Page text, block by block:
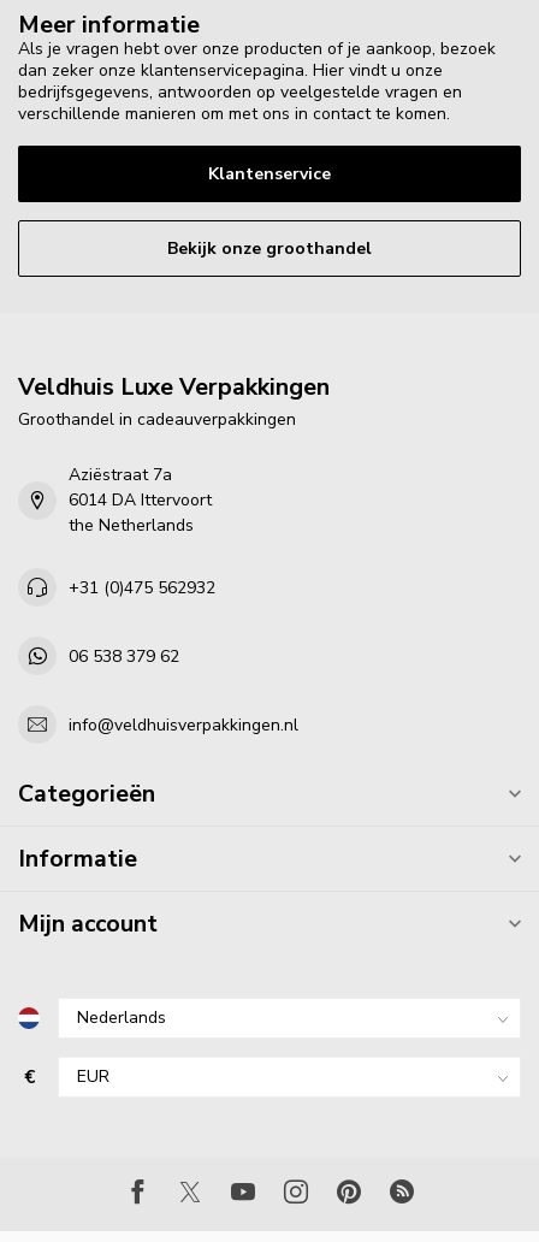
Meer informatie
Als je vragen hebt over onze producten of je aankoop, bezoek
dan zeker onze klantenservicepagina. Hier vindt u onze
bedrijfsgegevens, antwoorden op veelgestelde vragen en
verschillende manieren om met ons in contact te komen.
Klantenservice
Bekijk onze groothandel
Veldhuis Luxe Verpakkingen
Groothandel in cadeauverpakkingen
Aziëstraat 7a
6014 DA Ittervoort
the Netherlands
+31 (0)475 562932
06 538 379 62
info@veldhuisverpakkingen.nl
Categorieën
Informatie
Mijn account
€